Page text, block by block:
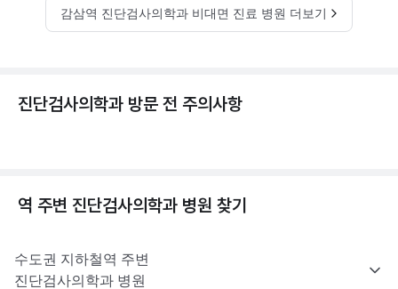
감삼역 진단검사의학과 비대면 진료 병원 더보기
진단검사의학과 방문 전 주의사항
역 주변 진단검사의학과 병원 찾기
수도권 지하철역 주변
진단검사의학과 병원